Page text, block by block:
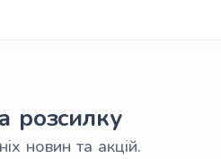
розсилку
новин та акцій.